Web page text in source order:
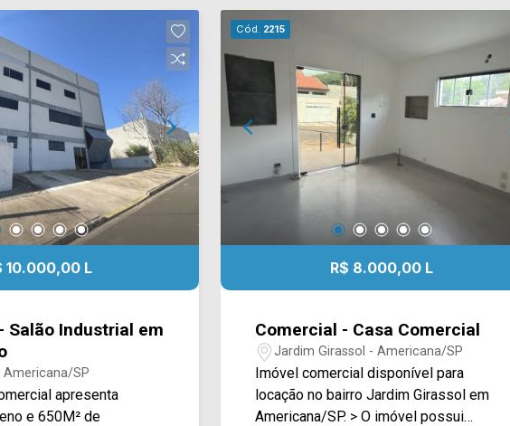
10.000,00 L
Salão Industrial em
Americana/SP
apresenta
e 650M² de
Cód. 2215
R$ 8.000,00 L
Comercial - Casa Comercial
Jardim Girassol - Americana/SP
Imóvel comercial disponível para
locação no bairro Jardim Girassol em
Americana/SP. > O imóvel possui